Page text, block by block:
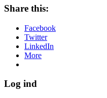
Share this:
Facebook
Twitter
LinkedIn
More
Log ind